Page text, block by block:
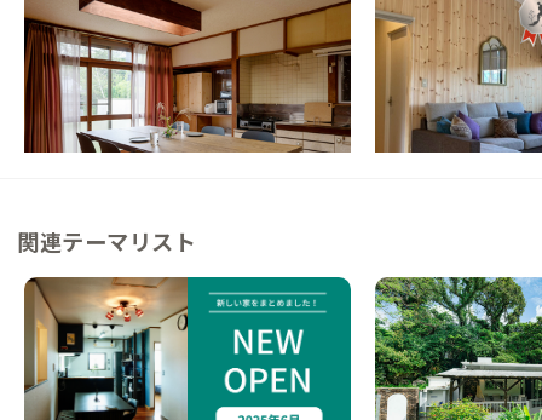
軽井沢A邸
長野県 戸建て
【ハルニレテラス近く】日本を代表する別荘
地で観光と余暇をどちらも満喫できる家
この家からの距離 21km
清里A邸
山梨県 戸建て
【東京から3時間】
ト地にある家
この家からの距離 37km
関連テーマリスト